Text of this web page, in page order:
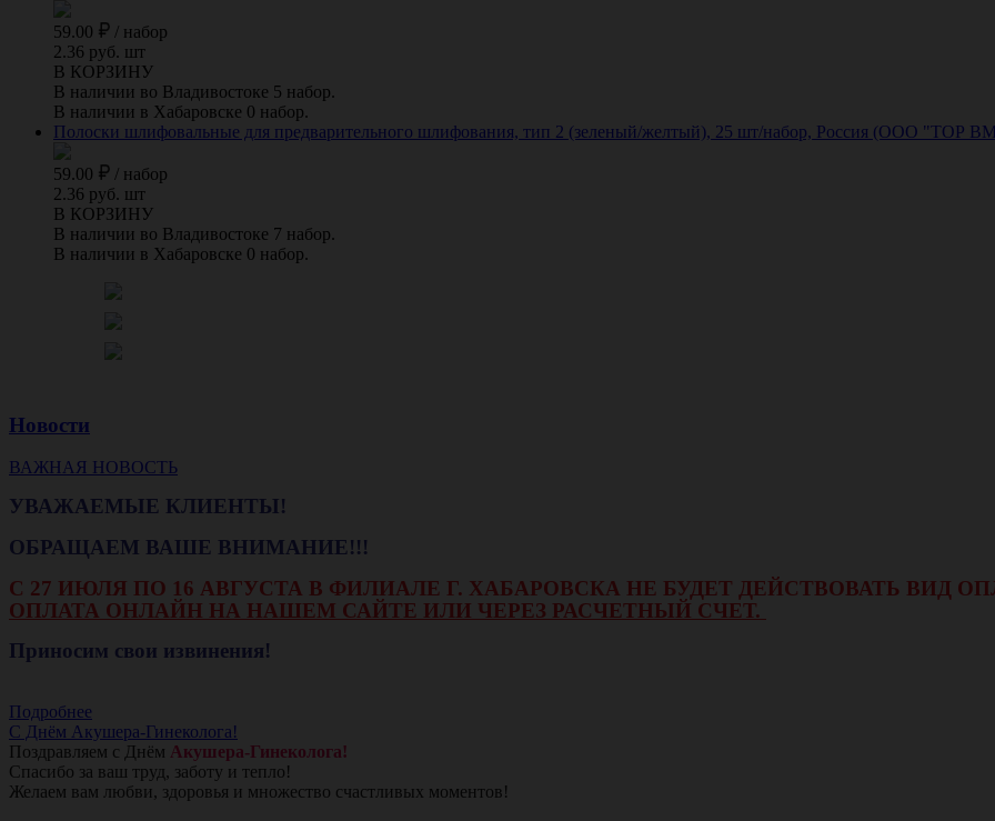
59.00 / набор
2.36 руб. шт
В КОРЗИНУ
В наличии во Владивостоке 5 набор.
В наличии в Хабаровске 0 набор.
Полоски шлифовальные для предварительного шлифования, тип 2 (зеленый/желтый), 25 шт/набор, Россия (ООО "ТОР
59.00 / набор
2.36 руб. шт
В КОРЗИНУ
В наличии во Владивостоке 7 набор.
В наличии в Хабаровске 0 набор.
Новости
ВАЖНАЯ НОВОСТЬ
УВАЖАЕМЫЕ КЛИЕНТЫ!
ОБРАЩАЕМ ВАШЕ ВНИМАНИЕ!!!
С 27 ИЮЛЯ ПО 16 АВГУСТА В ФИЛИАЛЕ Г. ХАБАРОВСКА НЕ БУДЕТ ДЕЙСТВОВАТЬ ВИД
ОПЛАТА ОНЛАЙН НА НАШЕМ САЙТЕ ИЛИ ЧЕРЕЗ РАСЧЕТНЫЙ СЧЕТ.
Приносим свои извинения!
Подробнее
С Днём Акушера-Гинеколога!
Поздравляем с Днём Акушера-Гинеколога!
Спасибо за ваш труд, заботу и тепло!
Желаем вам любви, здоровья и множество счастливых моментов!